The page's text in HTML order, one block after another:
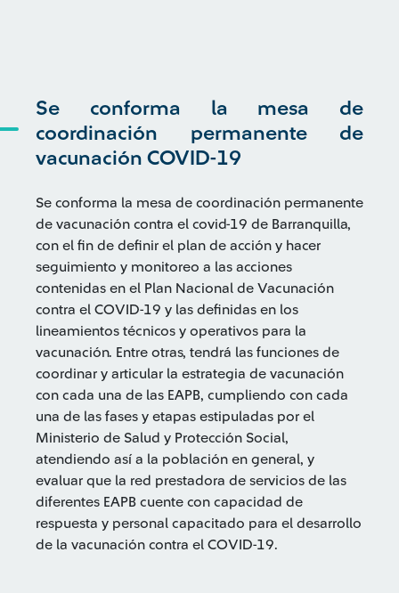
Se conforma la mesa de
coordinación permanente de
vacunación COVID-19
Se conforma la mesa de coordinación permanente
de vacunación contra el covid-19 de Barranquilla,
con el fin de definir el plan de acción y hacer
seguimiento y monitoreo a las acciones
contenidas en el Plan Nacional de Vacunación
contra el COVID-19 y las definidas en los
lineamientos técnicos y operativos para la
vacunación. Entre otras, tendrá las funciones de
coordinar y articular la estrategia de vacunación
con cada una de las EAPB, cumpliendo con cada
una de las fases y etapas estipuladas por el
Ministerio de Salud y Protección Social,
atendiendo así a la población en general, y
evaluar que la red prestadora de servicios de las
diferentes EAPB cuente con capacidad de
respuesta y personal capacitado para el desarrollo
de la vacunación contra el COVID-19.